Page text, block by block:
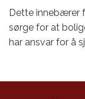
Dette innebærer
sørge for at
har ansvar for å